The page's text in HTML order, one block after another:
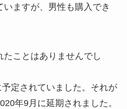
いますが、男性も購入でき
ことはありませんでし
定されていました。それが
年9月に延期されました。